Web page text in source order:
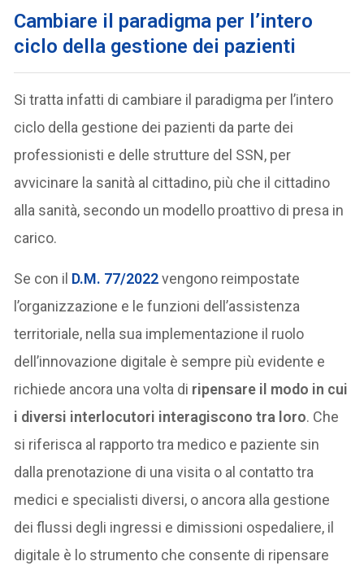
Cambiare il paradigma per l’intero
ciclo della gestione dei pazienti
Si tratta infatti di cambiare il paradigma per l’intero
ciclo della gestione dei pazienti da parte dei
professionisti e delle strutture del SSN, per
avvicinare la sanità al cittadino, più che il cittadino
alla sanità, secondo un modello proattivo di presa in
carico.
Se con il D.M. 77/2022vengono reimpostate
l’organizzazione e le funzioni dell’assistenza
territoriale, nella sua implementazione il ruolo
dell’innovazione digitale è sempre più evidente e
richiede ancora una volta di ripensare il modo in cui
i diversi interlocutori interagiscono tra loro. Che
si riferisca al rapporto tra medico e paziente sin
dalla prenotazione di una visita o al contatto tra
medici e specialisti diversi, o ancora alla gestione
dei flussi degli ingressi e dimissioni ospedaliere, il
digitale è lo strumento che consente di ripensare